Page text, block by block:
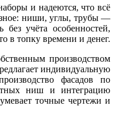
и надеются, что всё
ниши, углы, трубы —
без учёта особенностей,
в топку времени и денег.
производством
индивидуальную
фасадов по
ниш и интеграцию
точные чертежи и